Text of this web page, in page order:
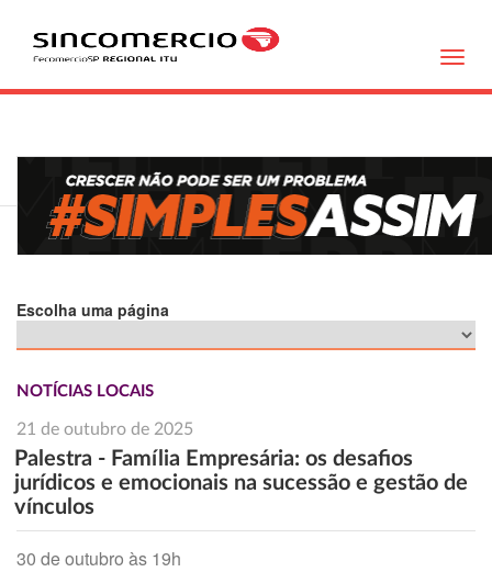
Escolha uma página
NOTÍCIAS LOCAIS
21 de outubro de 2025
Palestra - Família Empresária: os desafios
jurídicos e emocionais na sucessão e gestão de
vínculos
30 de outubro às 19h